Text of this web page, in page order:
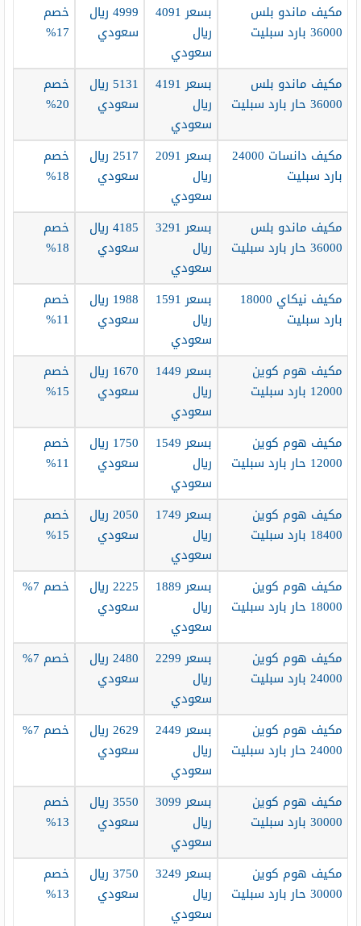
مكيف ماندو بلس
36000 بارد سبليت
بسعر 4091
ريال
سعودي
4999 ريال
سعودي
خصم
17%
مكيف ماندو بلس
36000 حار بارد سبليت
بسعر 4191
ريال
سعودي
5131 ريال
سعودي
خصم
20%
مكيف دانسات 24000
بارد سبليت
بسعر 2091
ريال
سعودي
2517 ريال
سعودي
خصم
18%
مكيف ماندو بلس
36000 حار بارد سبليت
بسعر 3291
ريال
سعودي
4185 ريال
سعودي
خصم
18%
مكيف نيكاي 18000
بارد سبليت
بسعر 1591
ريال
سعودي
1988 ريال
سعودي
خصم
11%
مكيف هوم كوين
12000 بارد سبليت
بسعر 1449
ريال
سعودي
1670 ريال
سعودي
خصم
15%
مكيف هوم كوين
12000 حار بارد سبليت
بسعر 1549
ريال
سعودي
1750 ريال
سعودي
خصم
11%
مكيف هوم كوين
18400 بارد سبليت
بسعر 1749
ريال
سعودي
2050 ريال
سعودي
خصم
15%
مكيف هوم كوين
18000 حار بارد سبليت
بسعر 1889
ريال
سعودي
2225 ريال
سعودي
خصم 7%
مكيف هوم كوين
24000 بارد سبليت
بسعر 2299
ريال
سعودي
2480 ريال
سعودي
خصم 7%
مكيف هوم كوين
24000 حار بارد سبليت
بسعر 2449
ريال
سعودي
2629 ريال
سعودي
خصم 7%
مكيف هوم كوين
30000 بارد سبليت
بسعر 3099
ريال
سعودي
3550 ريال
سعودي
خصم
13%
مكيف هوم كوين
30000 حار بارد سبليت
بسعر 3249
ريال
سعودي
3750 ريال
سعودي
خصم
13%